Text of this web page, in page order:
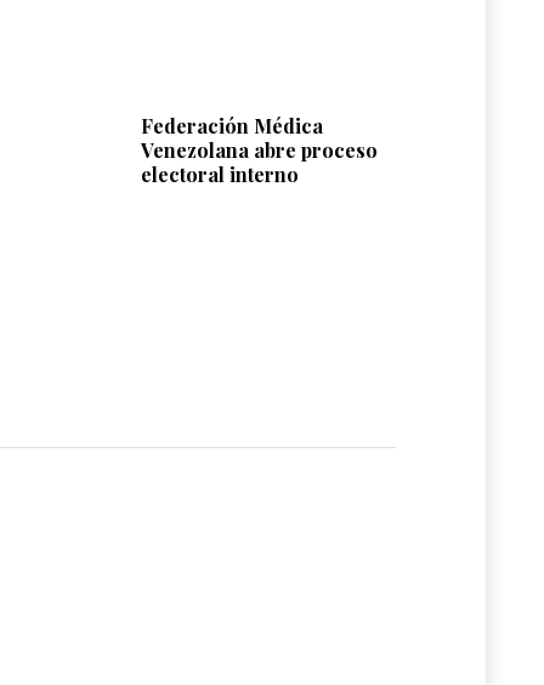
Federación Médica
Venezolana abre proceso
electoral interno